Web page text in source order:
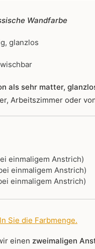
Wandfarbe
glanzlos
als sehr matter,
Arbeitszimmer oder
einmaligem Anstrich)
einmaligem Anstrich)
einmaligem Anstrich)
Sie die Farbmenge.
einen zweimaligen